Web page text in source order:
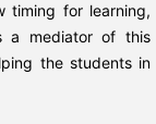
timing for learning,
a mediator of this
the students in